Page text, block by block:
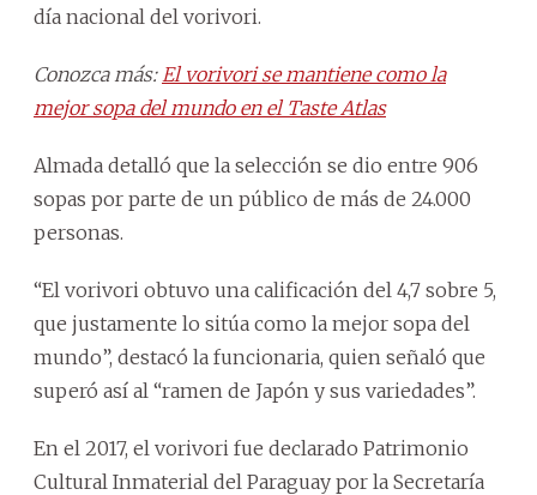
día nacional del vorivori.
Conozca más: El vorivori se mantiene como la
mejor sopa del mundo en el Taste Atlas
Almada detalló que la selección se dio entre 906
sopas por parte de un público de más de 24.000
personas.
“El vorivori obtuvo una calificación del 4,7 sobre 5,
que justamente lo sitúa como la mejor sopa del
mundo”, destacó la funcionaria, quien señaló que
superó así al “ramen de Japón y sus variedades”.
En el 2017, el vorivori fue declarado Patrimonio
Cultural Inmaterial del Paraguay por la Secretaría